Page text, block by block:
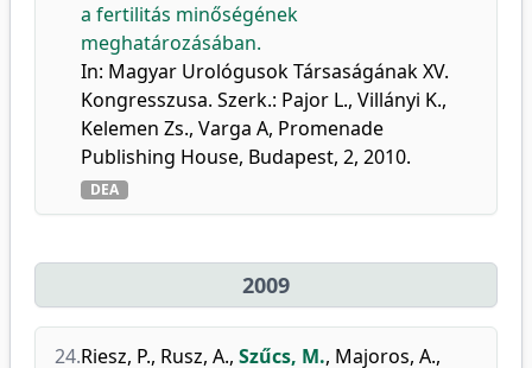
a fertilitás minőségének
meghatározásában.
In: Magyar Urológusok Társaságának XV.
Kongresszusa. Szerk.: Pajor L., Villányi K.,
Kelemen Zs., Varga A, Promenade
Publishing House, Budapest, 2, 2010.
DEA
2009
24.Riesz, P., Rusz, A., Szűcs, M., Majoros, A.,